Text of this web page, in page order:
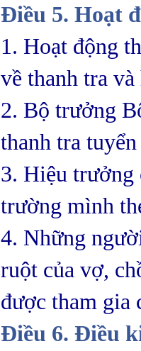
Điều 5. Hoạt
1. Hoạt động
về thanh tra
2. Bộ trưởng
thanh tra
3. Hiệu trưởng
trường mình
4. Những
ruột của vợ,
được tham gia
Điều 6. Điều